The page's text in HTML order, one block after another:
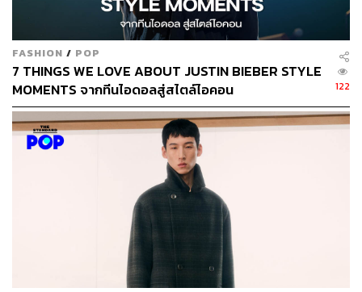
FASHION / POP
7 THINGS WE LOVE ABOUT JUSTIN BIEBER STYLE
MOMENTS จากทีนไอดอลสู่สไตล์ไอคอน
122